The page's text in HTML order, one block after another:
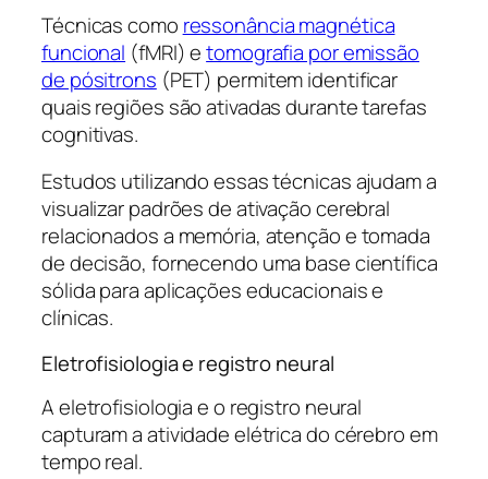
Técnicas como ressonância magnética
funcional (fMRI) etomografia por emissão
de pósitrons (PET) permitem identificar
quais regiões são ativadas durante tarefas
cognitivas.
Estudos utilizando essas técnicas ajudam a
visualizar padrões de ativação cerebral
relacionados a memória, atenção e tomada
de decisão, fornecendo uma base científica
sólida para aplicações educacionais e
clínicas.
Eletrofisiologia e registro neural
A eletrofisiologia e o registro neural
capturam a atividade elétrica do cérebro em
tempo real.